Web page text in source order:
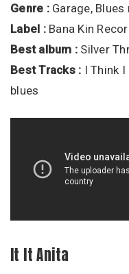
Genre :Garage, Blues
Label :Bana Kin
Best album : Silver
Best Tracks : I Think I
blues
It It Anita